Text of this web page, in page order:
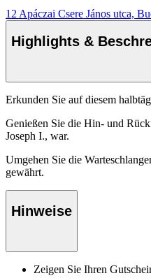
12 Apáczai Csere János utca,
Highlights &
Erkunden Sie auf diesem
Genießen Sie die Hin- und
Joseph I., war.
Umgehen Sie die
gewährt.
Hinweise
Zeigen Sie Ihren